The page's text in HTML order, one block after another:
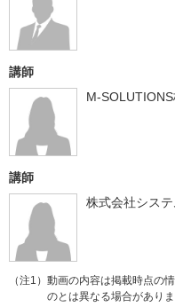
講師
M-
講師
株式会社シス
（注1）動画の内容は掲載時点の
のとは異なる場合がありま